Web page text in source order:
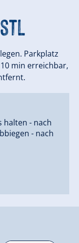
Parkplatz
min erreichbar,
halten - nach
- nach